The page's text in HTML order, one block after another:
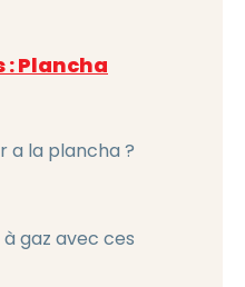
Plancha
a la plancha ?
gaz avec ces